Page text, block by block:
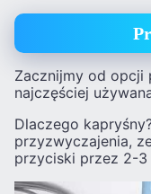
Zacznijmy od opcji
najczęściej
Dlaczego
przyzwyczajenia,
przyciski przez 2-3